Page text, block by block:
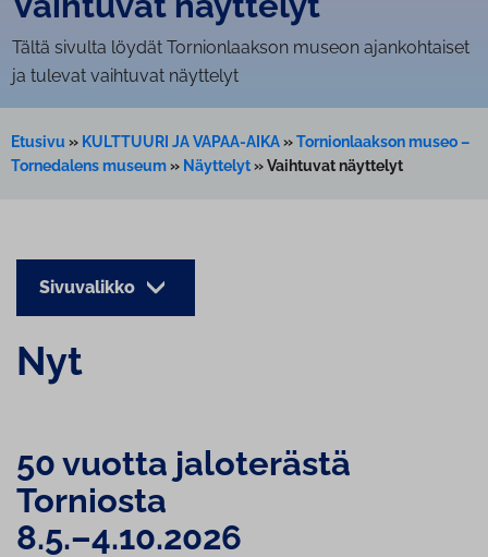
Tältä sivulta löydät Tornionlaakson museon ajankohtaiset
ja tulevat vaihtuvat näyttelyt
Etusivu » KULTTUURI JA VAPAA-AIKA»Tornionlaakson museo –
Tornedalens museum» Näyttelyt»Vaihtuvat näyttelyt
Sivuvalikko
Nyt
50 vuotta jaloterästä
Torniosta
8.5.–4.10.2026